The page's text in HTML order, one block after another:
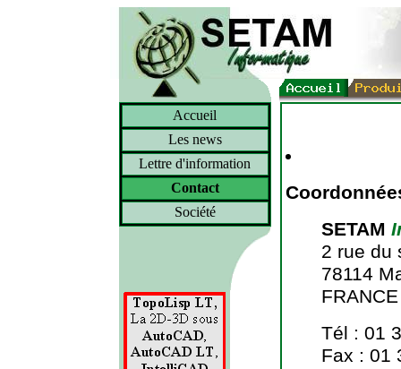
Accueil
Les news
Lettre d'information
Contact
Société
SETAM
2 rue du
78114
FRANCE
Tél : 01
Fax : 01